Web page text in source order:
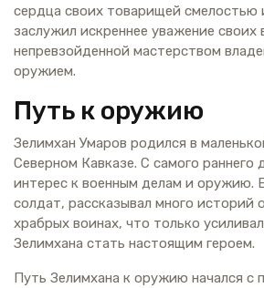
сердца своих товарищей смелостью
заслужил искреннее уважение своих
непревзойденной мастерством
оружием.
Путь к оружию
Зелимхан Умаров родился в
Северном Кавказе. С самого раннего
интерес к военным делам и оружию.
солдат, рассказывал много историй
храбрых воинах, что только
Зелимхана стать настоящим героем.
Путь Зелимхана к оружию начался с